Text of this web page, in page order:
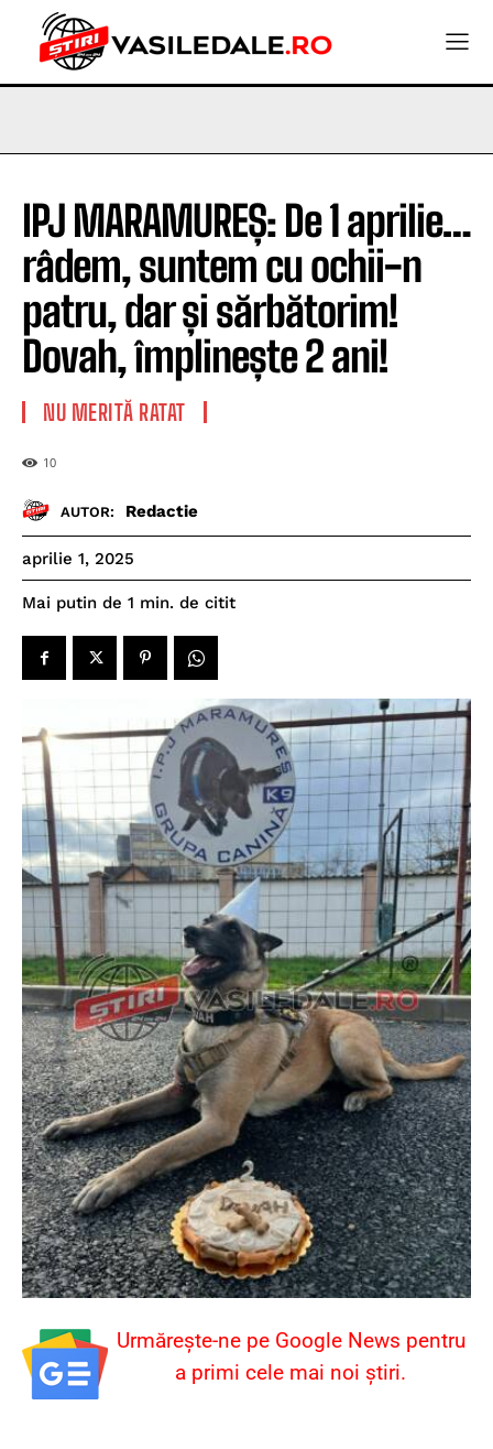
IPJ MARAMUREȘ: De 1 aprilie…
râdem, suntem cu ochii-n
patru, dar și sărbătorim!
Dovah, împlinește 2 ani!
NU MERITĂ RATAT
10
AUTOR: Redactie
aprilie 1, 2025
Mai putin de 1 min. de citit
Urmărește-ne pe Google News pentru
a primi cele mai noi știri.